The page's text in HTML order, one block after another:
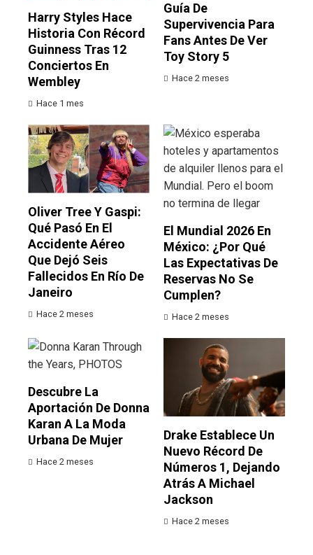
Harry Styles Hace
Historia Con Récord
Guinness Tras 12
Conciertos En
Wembley
Hace 1 mes
Guía De
Supervivencia Para
Fans Antes De Ver
Toy Story 5
Hace 2 meses
Oliver Tree Y Gaspi:
Qué Pasó En El
Accidente Aéreo
Que Dejó Seis
Fallecidos En Río De
Janeiro
Hace 2 meses
El Mundial 2026 En
México: ¿por Qué
Las Expectativas De
Reservas No Se
Cumplen?
Hace 2 meses
Descubre La
Aportación De Donna
Karan A La Moda
Urbana De Mujer
Hace 2 meses
Drake Establece Un
Nuevo Récord De
Números 1, Dejando
Atrás A Michael
Jackson
Hace 2 meses